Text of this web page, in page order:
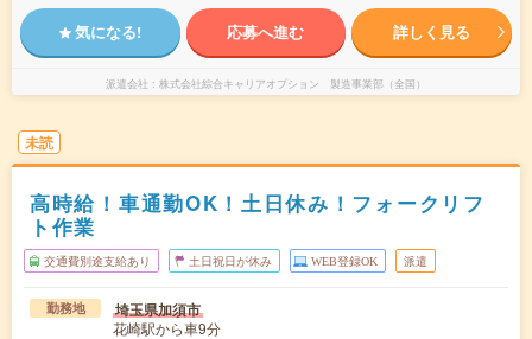
気になる! 応募へ進む 詳しく見る
派遣会社 株式会社綜合キャリアオプション 製造事業部（全国）
未読
高時給！車通勤OK！土日休み！フォークリフ
ト作業
交通費別途支給あり 土日祝日が休み WEB登録OK 派遣
勤務地 埼玉県加須市
花崎駅から車9分